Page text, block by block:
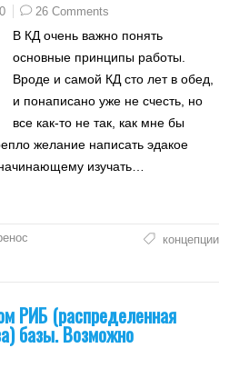
26 Comments
В КД очень важно понять
основные принципы работы.
Вроде и самой КД сто лет в обед,
и понаписано уже не счесть, но
все как-то не так, как мне бы
желание написать эдакое
изучать…
концепции
РИБ (распределенная
базы. Возможно